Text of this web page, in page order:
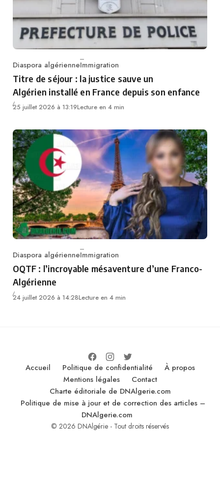
Category
Diaspora algérienneImmigration
Titre de séjour : la justice sauve un
Algérien installé en France depuis son enfance
25 juillet 2026 à 13:19Lecture en 4 min
Category
Diaspora algérienneImmigration
OQTF : l’incroyable mésaventure d’une Franco-
Algérienne
24 juillet 2026 à 14:28Lecture en 4 min
Accueil Politique de confidentialité
À propos
Mentions légales
Contact
Charte éditoriale de DNAlgerie.com
Politique de mise à jour et de correction des articles –
DNAlgerie.com
© 2026 DNAlgérie - Tout droits réservés